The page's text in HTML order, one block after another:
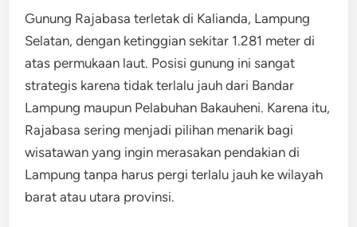
Gunung Rajabasa terletak di Kalianda, Lampung
Selatan, dengan ketinggian sekitar 1.281 meter di
atas permukaan laut. Posisi gunung ini sangat
strategis karena tidak terlalu jauh dari Bandar
Lampung maupun Pelabuhan Bakauheni. Karena itu,
Rajabasa sering menjadi pilihan menarik bagi
wisatawan yang ingin merasakan pendakian di
Lampung tanpa harus pergi terlalu jauh ke wilayah
barat atau utara provinsi.